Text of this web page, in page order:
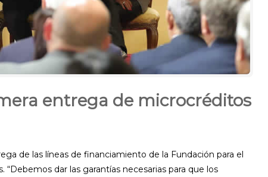
entrega de microcréditos
de las líneas de financiamiento de la Fundación para el
dar las garantías necesarias para que los